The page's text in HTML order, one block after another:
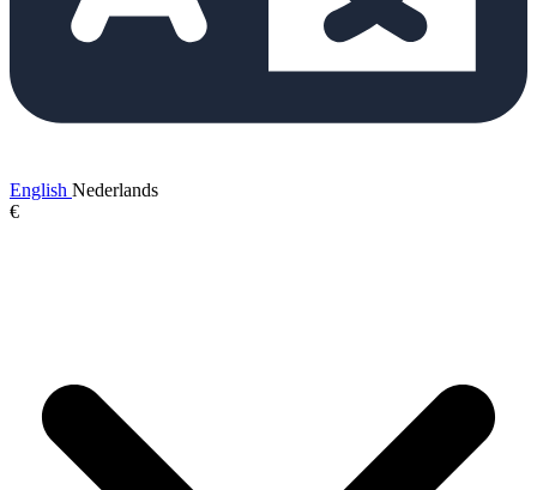
English Nederlands
€